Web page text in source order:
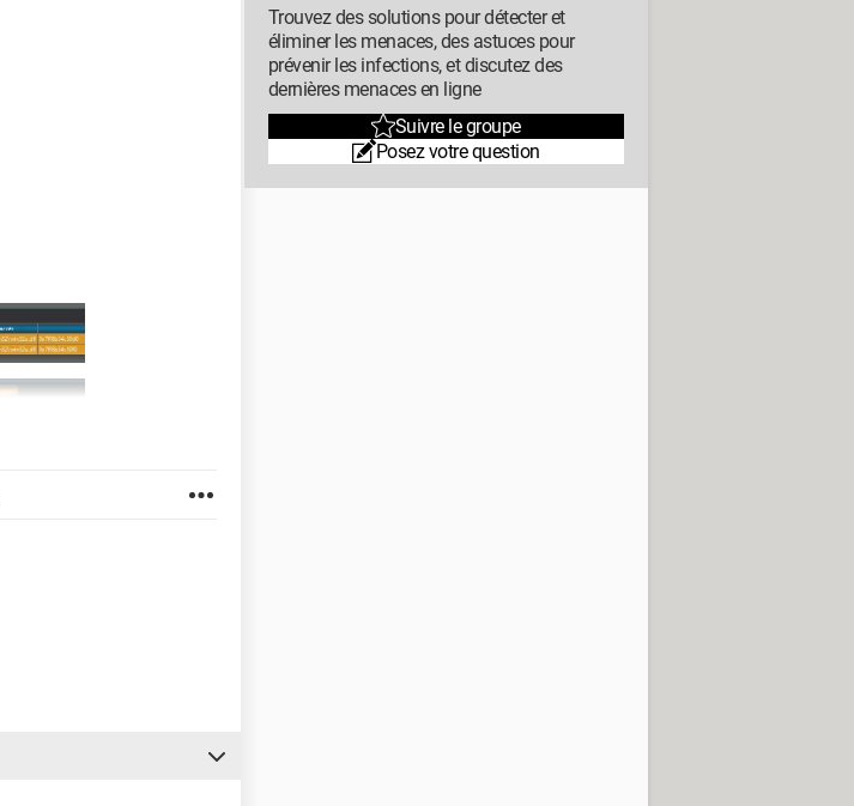
Trouvez des solutions pour détecter et
éliminer les menaces, des astuces pour
prévenir les infections, et discutez des
dernières menaces en ligne
Suivre le groupe
Posez votre question